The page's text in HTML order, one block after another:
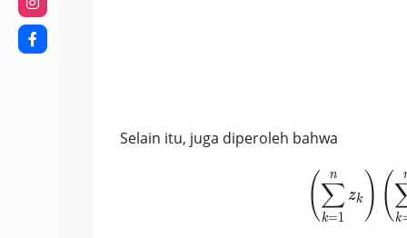
Selain itu, juga diperoleh bahwa
( k=1
∑
n
zk )( k